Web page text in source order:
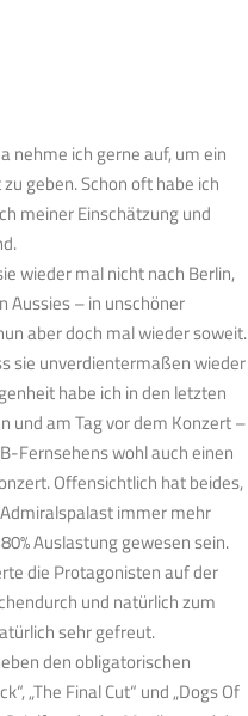
nehme ich gerne auf, um ein
geben. Schon oft habe ich
meiner Einschätzung und
wieder mal nicht nach Berlin,
Aussies – in unschöner
aber doch mal wieder soweit.
sie unverdientermaßen wieder
habe ich in den letzten
und am Tag vor dem Konzert –
Fernsehens wohl auch einen
Offensichtlich hat beides,
immer mehr
Auslastung gewesen sein.
die Protagonisten auf der
und natürlich zum
sehr gefreut.
den obligatorischen
„The Final Cut“ und „Dogs Of